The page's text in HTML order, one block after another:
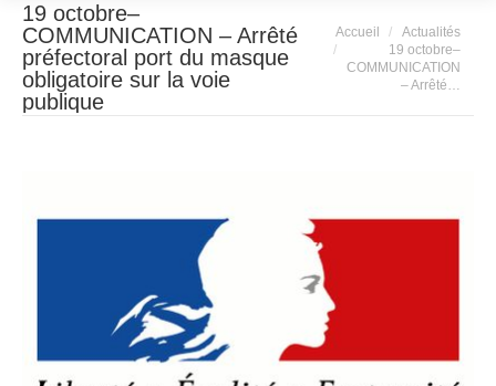
19 octobre–
COMMUNICATION – Arrêté
préfectoral port du masque
obligatoire sur la voie
publique
Vous êtes ici :
Accueil
Actualités
19 octobre–
COMMUNICATION
– Arrêté…